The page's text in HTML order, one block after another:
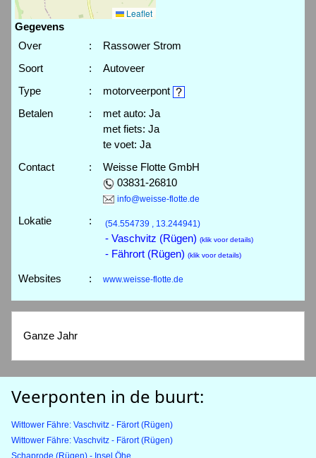
Leaflet
Gegevens
Over
:
Rassower Strom
Soort
:
Autoveer
Type
:
motorveerpont
Betalen
:
met auto: Ja
met fiets: Ja
te voet: Ja
Contact
:
Weisse Flotte GmbH
03831-26810
info@weisse-flotte.de
Lokatie : (54.554739 , 13.244941)
- Vaschvitz (Rügen) (klik voor details)
- Fährort (Rügen) (klik voor details)
Websites : www.weisse-flotte.de
Ganze Jahr
Veerponten in de buurt:
Wittower Fähre: Vaschvitz - Färort (Rügen)
Wittower Fähre: Vaschvitz - Färort (Rügen)
Schaprode (Rügen) - Insel Öhe